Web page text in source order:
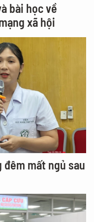
bài học về
xã hội
mất ngủ sau